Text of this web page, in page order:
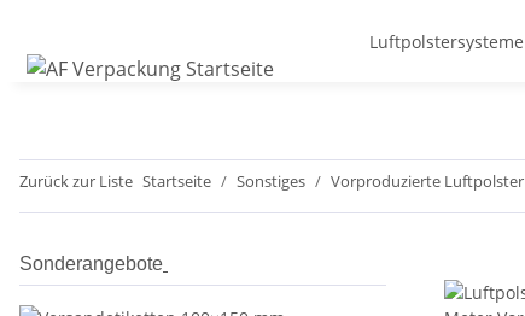
Luftpolstersysteme
Zurück zur Liste Startseite Sonstiges Vorproduzierte Luftpolster
Sonderangebote